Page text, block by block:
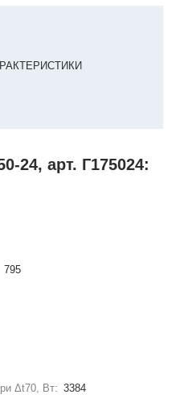
24, арт. Г175024:
795
Δt70, Вт: 3384